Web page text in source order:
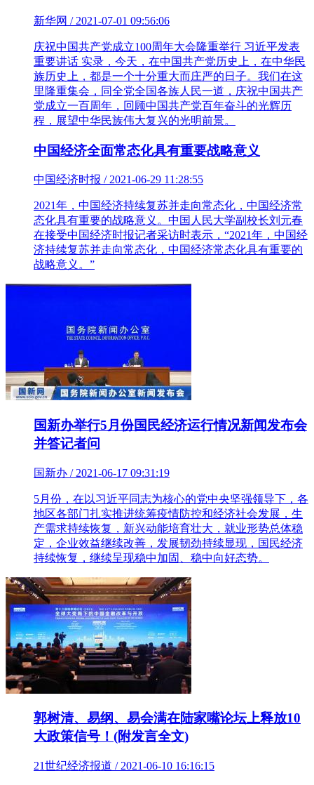
新华网 / 2021-07-01 09:56:06
庆祝中国共产党成立100周年大会隆重举行 习近平发表
重要讲话 实录，今天，在中国共产党历史上，在中华民
族历史上，都是一个十分重大而庄严的日子。我们在这
里隆重集会，同全党全国各族人民一道，庆祝中国共产
党成立一百周年，回顾中国共产党百年奋斗的光辉历
程，展望中华民族伟大复兴的光明前景。
中国经济全面常态化具有重要战略意义
中国经济时报 / 2021-06-29 11:28:55
2021年，中国经济持续复苏并走向常态化，中国经济常
态化具有重要的战略意义。中国人民大学副校长刘元春
在接受中国经济时报记者采访时表示，“2021年，中国经
济持续复苏并走向常态化，中国经济常态化具有重要的
战略意义。”
国新办举行5月份国民经济运行情况新闻发布会
并答记者问
国新办 / 2021-06-17 09:31:19
5月份，在以习近平同志为核心的党中央坚强领导下，各
地区各部门扎实推进统筹疫情防控和经济社会发展，生
产需求持续恢复，新兴动能培育壮大，就业形势总体稳
定，企业效益继续改善，发展韧劲持续显现，国民经济
持续恢复，继续呈现稳中加固、稳中向好态势。
郭树清、易纲、易会满在陆家嘴论坛上释放10
大政策信号！(附发言全文)
21世纪经济报道 / 2021-06-10 16:16:15